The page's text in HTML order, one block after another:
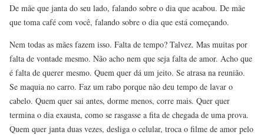
De mãe que janta do seu lado, falando sobre o dia que acabou. De mãe
que toma café com você, falando sobre o dia que está começando.
Nem todas as mães fazem isso. Falta de tempo? Talvez. Mas muitas por
falta de vontade mesmo. Não acho nem que seja falta de amor. Acho que
é falta de querer mesmo. Quem quer dá um jeito. Se atrasa na reunião.
Se maquia no carro. Faz um rabo porque não deu tempo de lavar o
cabelo. Quem quer sai antes, dorme menos, corre mais. Quer quer
termina o dia exausta, como se rasgasse a fita de chegada de uma prova.
Quem quer janta duas vezes, desliga o celular, troca o filme de amor pelo